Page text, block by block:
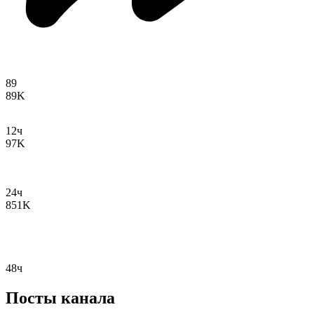
89
89K
12ч
97K
24ч
851K
48ч
Посты канала